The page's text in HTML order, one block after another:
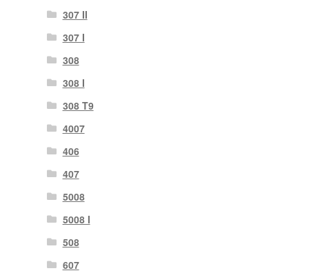
307 II
307 Ι
308
308 Ι
308 Τ9
4007
406
407
5008
5008 Ι
508
607